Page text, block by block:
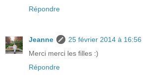
Répondre
Jeanne
25 février 2014 à 16:56
Merci merci les filles :)
Répondre